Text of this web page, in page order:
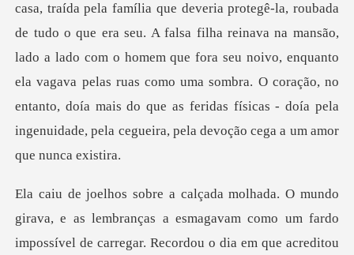
traída pela família que deveria protegê-la, roubada
de tudo o que era seu. A falsa filha reinava na mansão,
lado a lado com o homem que fora seu noivo, enquanto
ela vagava